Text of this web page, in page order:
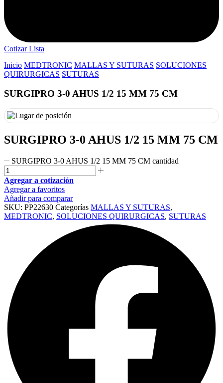
Cotizar Lista
Inicio MEDTRONIC MALLAS Y SUTURAS SOLUCIONES
QUIRURGICAS SUTURAS
SURGIPRO 3-0 AHUS 1/2 15 MM 75 CM
SURGIPRO 3-0 AHUS 1/2 15 MM 75 CM
SURGIPRO 3-0 AHUS 1/2 15 MM 75 CM cantidad
Agregar a cotización
Agregar a favoritos
Añadir para comparar
SKU: PP22630 Categorías MALLAS Y SUTURAS,
MEDTRONIC, SOLUCIONES QUIRURGICAS, SUTURAS